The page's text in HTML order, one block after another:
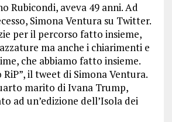
Rubicondi, aveva 49 anni. Ad
Simona Ventura su Twitter.
per il percorso fatto insieme,
ma anche i chiarimenti e
che abbiamo fatto insieme.
RiP”, il tweet di Simona Ventura.
marito di Ivana Trump,
ad un’edizione dell’Isola dei